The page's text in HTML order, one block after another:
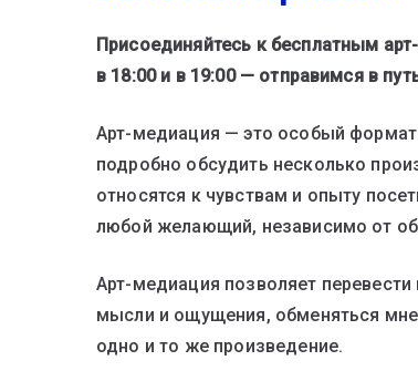
Присоединяйтесь к бесплатным
в 18:00 и в 19:00 — отправимся в
Арт-медиация — это особый формат
подробно обсудить несколько
относятся к чувствам и опыту
любой желающий, независимо от
Арт-медиация позволяет перевести
мысли и ощущения, обменяться
одно и то же произведение.